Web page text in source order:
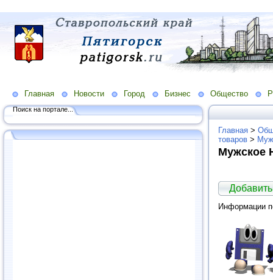
Главная Новости Город Бизнес Общество
Поиск на портале...
Главная >
товаров >
Мужское
Информации